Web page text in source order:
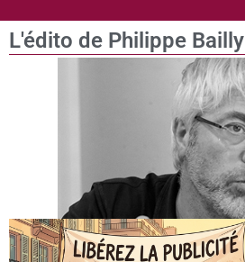
L'édito de Philippe Bailly